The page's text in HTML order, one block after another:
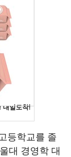
등학교를 졸
대 경영학 대